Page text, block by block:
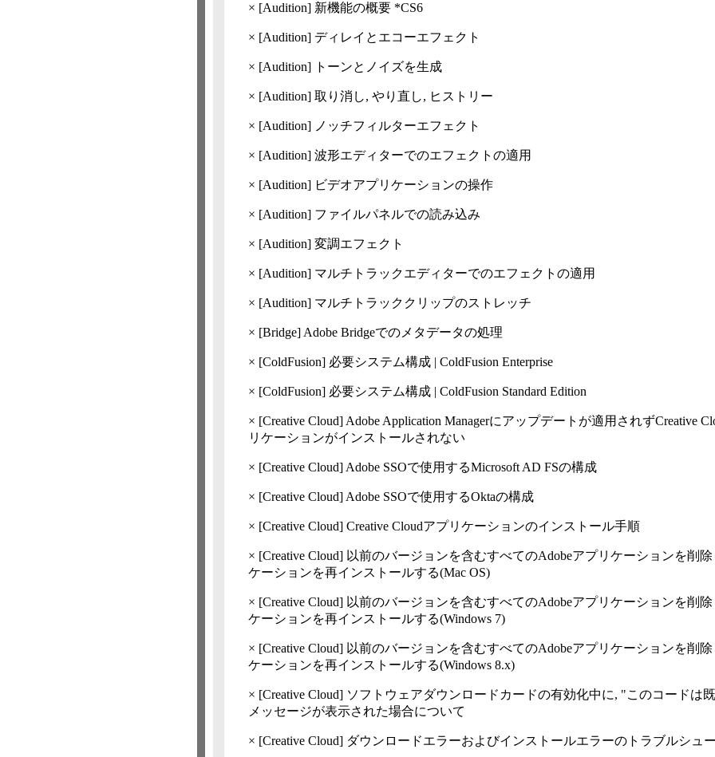
× [Audition] 新機能の概要 *CS6
× [Audition] ディレイとエコーエフェクト
× [Audition] トーンとノイズを生成
× [Audition] 取り消し, やり直し, ヒストリー
× [Audition] ノッチフィルターエフェクト
× [Audition] 波形エディターでのエフェクトの適用
× [Audition] ビデオアプリケーションの操作
× [Audition] ファイルパネルでの読み込み
× [Audition] 変調エフェクト
× [Audition] マルチトラックエディターでのエフェクトの適用
× [Audition] マルチトラッククリップのストレッチ
× [Bridge] Adobe Bridgeでのメタデータの処理
× [ColdFusion] 必要システム構成 | ColdFusion Enterprise
× [ColdFusion] 必要システム構成 | ColdFusion Standard Edition
× [Creative Cloud] Adobe Application Managerにアップデートが適用されずCreative
リケーションがインストールされない
× [Creative Cloud] Adobe SSOで使用するMicrosoft AD FSの構成
× [Creative Cloud] Adobe SSOで使用するOktaの構成
× [Creative Cloud] Creative Cloudアプリケーションのインストール手順
× [Creative Cloud] 以前のバージョンを含むすべてのAdobeアプリケーションを削除
ケーションを再インストールする(Mac OS)
× [Creative Cloud] 以前のバージョンを含むすべてのAdobeアプリケーションを削除
ケーションを再インストールする(Windows 7)
× [Creative Cloud] 以前のバージョンを含むすべてのAdobeアプリケーションを削除
ケーションを再インストールする(Windows 8.x)
× [Creative Cloud] ソフトウェアダウンロードカードの有効化中に, "このコードは
メッセージが表示された場合について
× [Creative Cloud] ダウンロードエラーおよびインストールエラーのトラブルシュ